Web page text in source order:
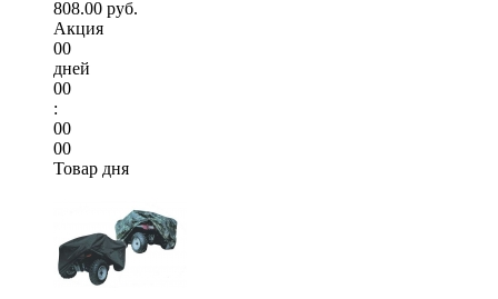
808.00 руб.
Акция
00
дней
00
:
00
00
Товар дня